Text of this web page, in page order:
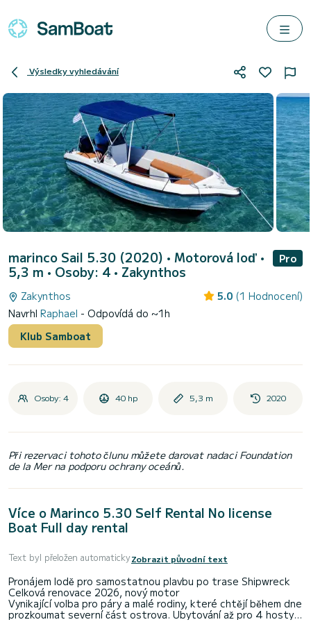
Výsledky vyhledávání
marinco Sail 5.30 (2020) • Motorová loď •
5,3 m • Osoby: 4 • Zakynthos
Pro
Zakynthos 5.0 (1 Hodnocení)
Navrhl Raphael - Odpovídá do ~1h
Klub Samboat
Osoby: 4 40 hp 5,3 m 2020
Při rezervaci tohoto člunu můžete darovat nadaci Foundation
de la Mer na podporu ochrany oceánů.
Více o Marinco 5.30 Self Rental No license
Boat Full day rental
Text byl přeložen automatickyZobrazit původní text
Pronájem lodě pro samostatnou plavbu po trase Shipwreck
Celková renovace 2026, nový motor
Vynikající volba pro páry a malé rodiny, které chtějí během dne
prozkoumat severní část ostrova. Ubytování až pro 4 hosty.